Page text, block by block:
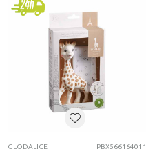
GLODALICE PBX566164011